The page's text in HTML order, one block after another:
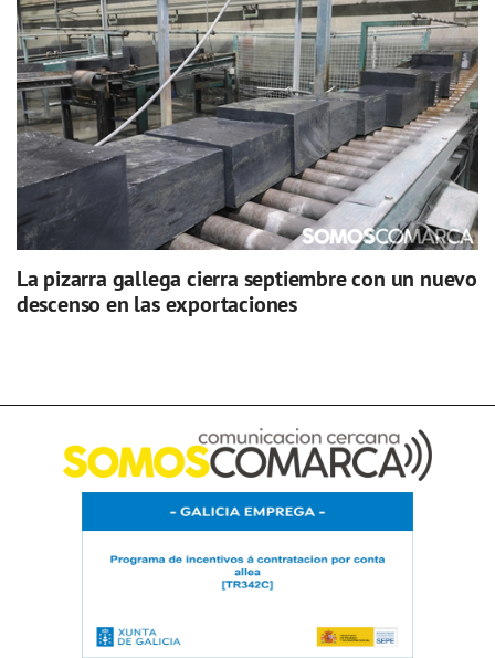
La pizarra gallega cierra septiembre con un nuevo
descenso en las exportaciones